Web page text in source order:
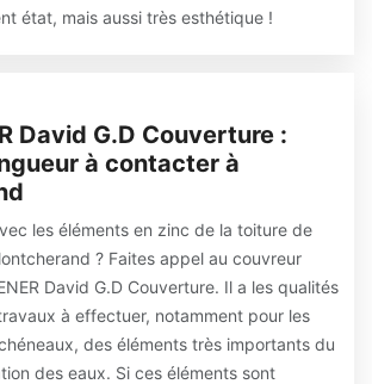
état, mais aussi très esthétique !
David G.D Couverture :
à contacter à
les éléments en zinc de la toiture de
? Faites appel au couvreur
David G.D Couverture. Il a les qualités
à effectuer, notamment pour les
des éléments très importants du
des eaux. Si ces éléments sont